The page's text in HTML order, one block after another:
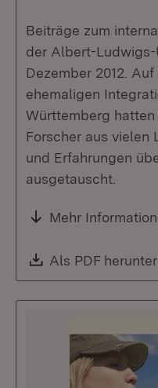
Beiträge zum
der Albert-Ludwigs-
Dezember 2012.
ehemaligen
Württemberg
Forscher aus vielen
und Erfahrungen
ausgetauscht.
Mehr
Download:
Als PDF